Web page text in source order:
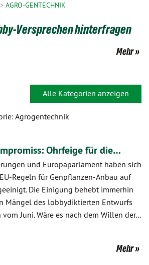
AGRO-GENTECHNIK
Versprechen hinterfragen
Mehr
Alle Kategorien anzeigen
Agrogentechnik
Ohrfeige für die…
und Europaparlament haben sich
Regeln für Genpflanzen-Anbau auf
Die Einigung behebt immerhin
Mängel des lobbydiktierten Entwurfs
Juni. Wäre es nach dem Willen der…
Mehr